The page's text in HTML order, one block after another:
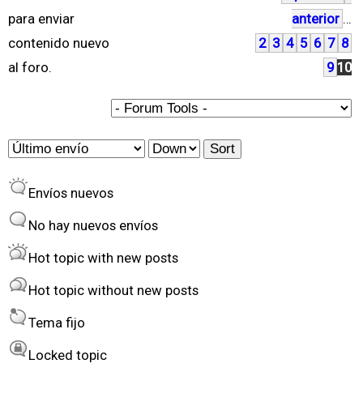
para enviar
contenido nuevo
al foro.
P
á
g
s
anterior …
2 3 4 5 6 7 8
9 10
O
d
e
r
y
S
t
Envíos nuevos
No hay nuevos envíos
Hot topic with new posts
Hot topic without new posts
Tema fijo
Locked topic